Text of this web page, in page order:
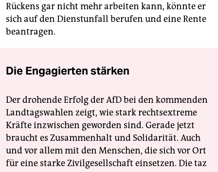
Rückens gar nicht mehr arbeiten kann, könnte er
sich auf den Dienstunfall berufen und eine Rente
beantragen.
Die Engagierten stärken
Der drohende Erfolg der AfD bei den kommenden
Landtagswahlen zeigt, wie stark rechtsextreme
Kräfte inzwischen geworden sind. Gerade jetzt
braucht es Zusammenhalt und Solidarität. Auch
und vor allem mit den Menschen, die sich vor Ort
für eine starke Zivilgesellschaft einsetzen. Die taz